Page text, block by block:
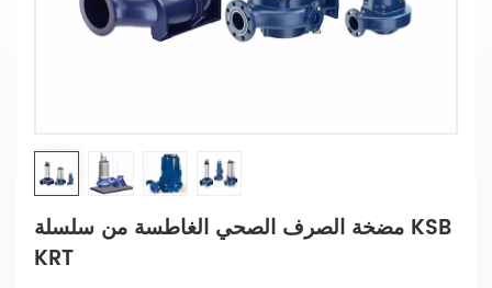
مضخة الصرف الصحي الغاطسة من سلسلة KSB
KRT